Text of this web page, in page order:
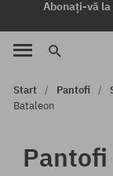
Abonați-vă
Start Pantofi
Bataleon